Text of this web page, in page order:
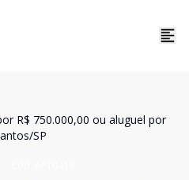
R$ 750.000,00 ou aluguel por
SP